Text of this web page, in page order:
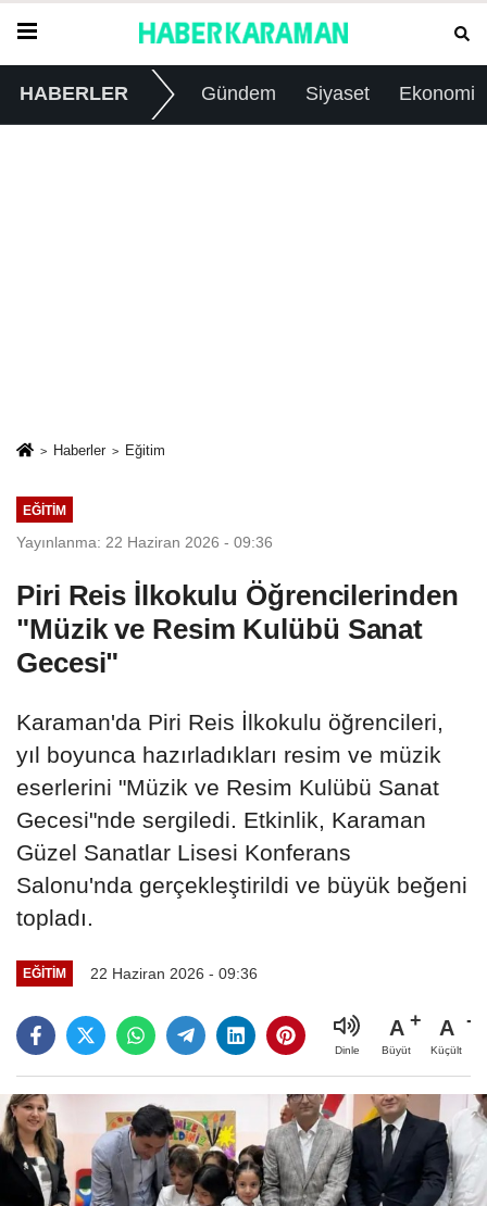
HABERLER Gündem Siyaset Ekonomi
Haberler Eğitim
EĞITIM
Yayınlanma: 22 Haziran 2026 - 09:36
Piri Reis İlkokulu Öğrencilerinden
"Müzik ve Resim Kulübü Sanat
Gecesi"
Karaman'da Piri Reis İlkokulu öğrencileri,
yıl boyunca hazırladıkları resim ve müzik
eserlerini "Müzik ve Resim Kulübü Sanat
Gecesi"nde sergiledi. Etkinlik, Karaman
Güzel Sanatlar Lisesi Konferans
Salonu'nda gerçekleştirildi ve büyük beğeni
topladı.
EĞITIM 22 Haziran 2026 - 09:36
Dinle
A
Büyüt
A
Küçült